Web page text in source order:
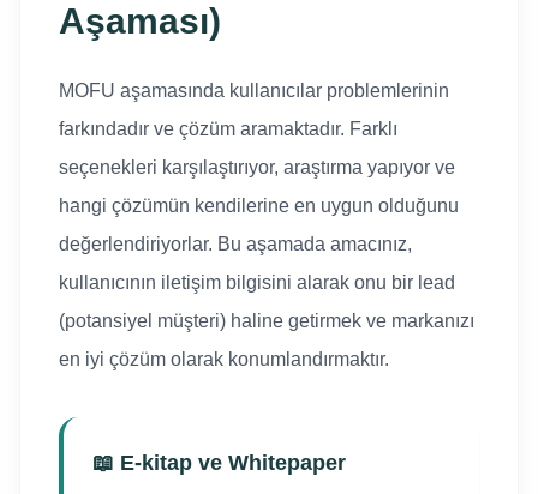
Aşaması)
MOFU aşamasında kullanıcılar problemlerinin
farkındadır ve çözüm aramaktadır. Farklı
seçenekleri karşılaştırıyor, araştırma yapıyor ve
hangi çözümün kendilerine en uygun olduğunu
değerlendiriyorlar. Bu aşamada amacınız,
kullanıcının iletişim bilgisini alarak onu bir lead
(potansiyel müşteri) haline getirmek ve markanızı
en iyi çözüm olarak konumlandırmaktır.
📖 E-kitap ve Whitepaper